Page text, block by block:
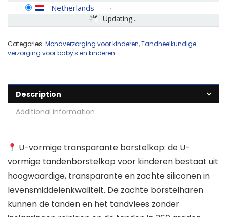
Updating...
Netherlands -
Categories: Mondverzorging voor kinderen,Tandheelkundige
verzorging voor baby's en kinderen
Description
Additional information
U-vormige transparante borstelkop: de U-
vormige tandenborstelkop voor kinderen bestaat uit
hoogwaardige, transparante en zachte siliconen in
levensmiddelenkwaliteit. De zachte borstelharen
kunnen de tanden en het tandvlees zonder